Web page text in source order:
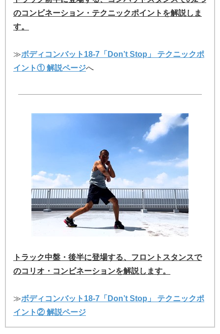
のコンビネーション・テクニックポイントを解説しま
す。
≫ボディコンバット18-7「Don’t Stop」 テクニックポ
イント① 解説ページへ
トラック中盤・後半に登場する、フロントスタンスで
のコリオ・コンビネーションを解説します。
≫ボディコンバット18-7「Don’t Stop」 テクニックポ
イント② 解説ページ